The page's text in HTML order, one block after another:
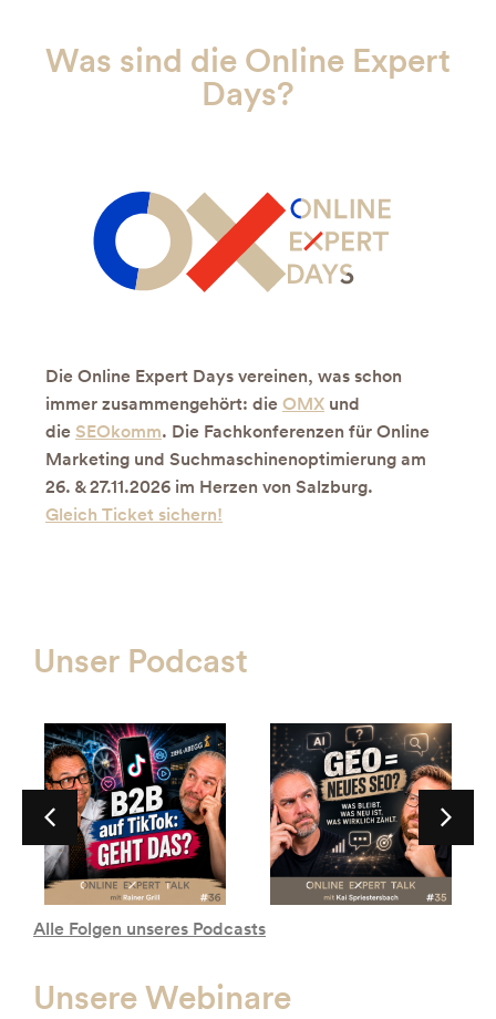
Was sind die Online Expert
Days?
Die Online Expert Days vereinen, was schon
immer zusammengehört: dieOMX und
die SEOkomm. Die Fachkonferenzen für Online
Marketing und Suchmaschinenoptimierung am
26. & 27.11.2026 im Herzen von Salzburg.
Gleich Ticket sichern!
Unser Podcast
Alle Folgen unseres Podcasts
Unsere Webinare